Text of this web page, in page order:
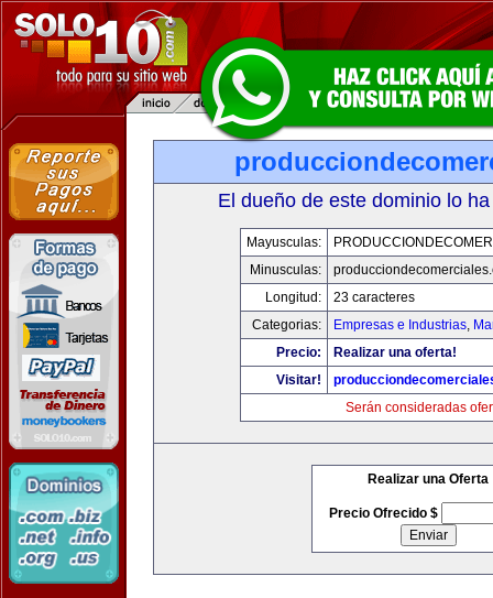
El dueño de este dominio lo
Mayusculas:
Minusculas:
Longitud:
23 caracteres
Categorias:
Empresas e Industrias,
Precio:
Realizar una oferta!
Visitar!
Serán consideradas
Realizar una Oferta
Precio Ofrecido $